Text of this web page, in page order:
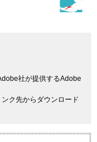
社が提供するAdobe
ク先からダウンロード